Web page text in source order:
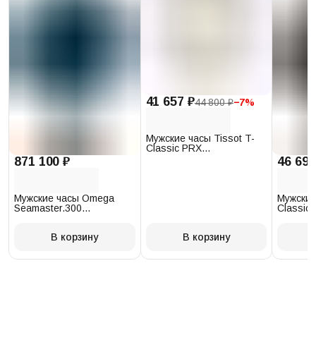
871 100 ₽
Мужские часы Omega
Seamaster.300
В корзину
41 657 ₽44 800 ₽−7%
Мужские часы Tissot T-
Classic PRX
В корзину
46
Classic